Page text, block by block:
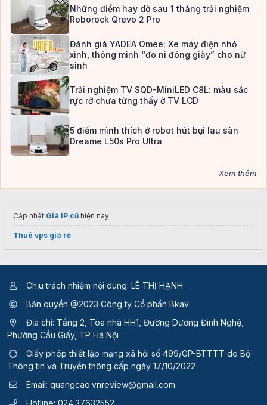
Những điểm hay dở sau 1 tháng trải nghiệm
Roborock Qrevo 2 Pro
Đánh giá YADEA Omee: Xe máy điện nhỏ
xinh, thông minh “đo ni đóng giày” cho nữ
sinh
Trải nghiệm TV SQD-MiniLED C8L: màu sắc
rực rỡ chưa từng thấy ở TV LCD
5 điểm mình thích ở robot hút bụi lau sàn
Dreame L50s Pro Ultra
Xem thêm
Cập nhật Giá IP cũ hiện nay
Thuê vps giá rẻ
Chịu trách nhiệm nội dung: LÊ THỊ HẠNH
Bản quyền @2023 Công ty Cổ phần Bkav
Địa chỉ: Tầng 2, Tòa nhà HH1, Đường Dương Đình Nghệ,
Phường Cầu Giấy, TP Hà Nội
Giấy phép thiết lập mạng xã hội số 499/GP-BTTTT do Bộ
Thông tin và Truyền thông cấp ngày 17/10/2022
Email: quangcao.vnreview@gmail.com
Hotline: 024.37632552